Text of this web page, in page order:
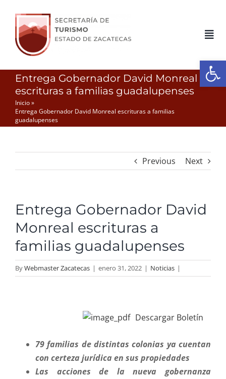
content
Inicio
Gobierno
Transparencia
Comité Para la Igualdad
Comité de Ética
Entrega Gobernador David Monreal
escrituras a familias guadalupenses
Inicio»
Entrega Gobernador David Monreal escrituras a familias
guadalupenses
Previous Next
Entrega Gobernador David
Monreal escrituras a
familias guadalupenses
ByWebmaster Zacatecas | enero 31, 2022 | Noticias |
Descargar Boletín
79 familias de distintas colonias ya cuentan
con certeza jurídica en sus propiedades
Las acciones de la nueva gobernanza